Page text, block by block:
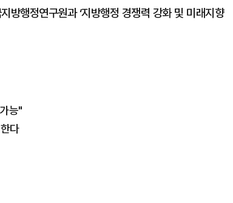
행정연구원과 ‘지방행정 경쟁력 강화 및 미래지향
능"
다